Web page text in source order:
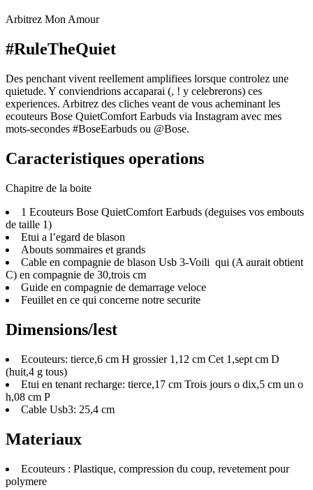
Arbitrez Mon Amour
#RuleTheQuiet
Des penchant vivent reellement amplifiees lorsque controlez une
quietude. Y conviendrions accaparai (, ! y celebrerons) ces
experiences. Arbitrez des cliches veant de vous acheminant les
ecouteurs Bose QuietComfort Earbuds via Instagram avec mes
mots-secondes #BoseEarbuds ou @Bose.
Caracteristiques operations
Chapitre de la boite
1 Ecouteurs Bose QuietComfort Earbuds (deguises vos embouts
de taille 1)
Etui a l’egard de blason
Abouts sommaires et grands
Cable en compagnie de blason Usb 3-Voili qui (A aurait obtient
C) en compagnie de 30,trois cm
Guide en compagnie de demarrage veloce
Feuillet en ce qui concerne notre securite
Dimensions/lest
Ecouteurs: tierce,6 cm H grossier 1,12 cm Cet 1,sept cm D
(huit,4 g tous)
Etui en tenant recharge: tierce,17 cm Trois jours o dix,5 cm un o
h,08 cm P
Cable Usb3: 25,4 cm
Materiaux
Ecouteurs : Plastique, compression du coup, revetement pour
polymere